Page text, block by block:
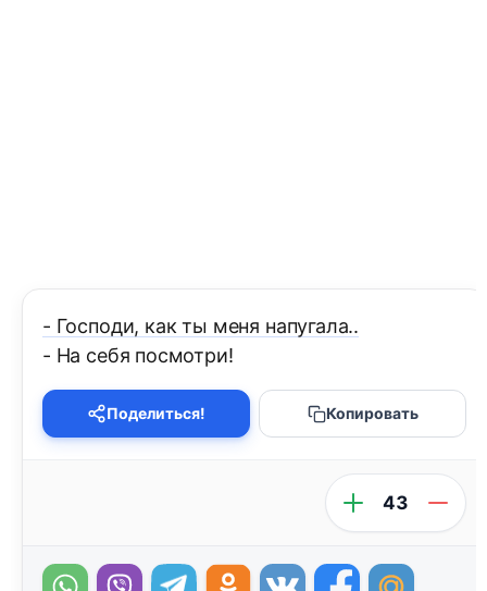
- Господи, как ты меня напугала..
- На себя посмотри!
Поделиться! Копировать
43